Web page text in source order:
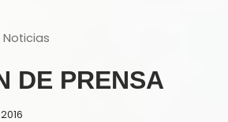
Noticias
DE PRENSA
2016